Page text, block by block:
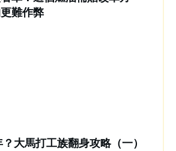
難作弊
大馬打工族翻身攻略（一）